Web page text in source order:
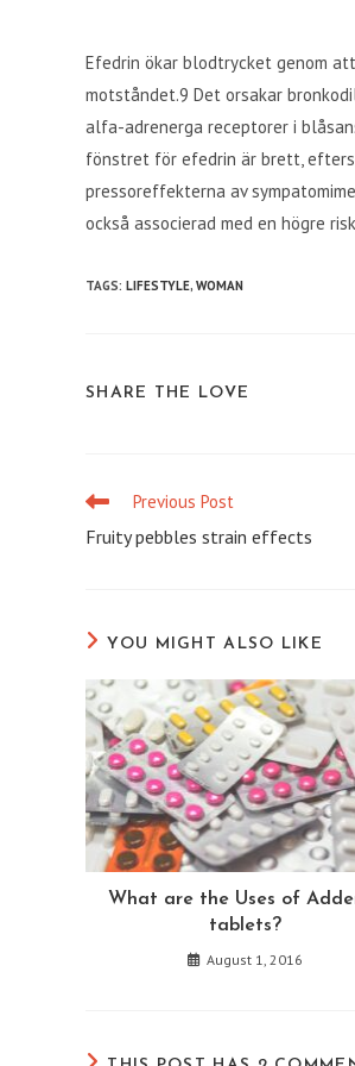
Efedrin ökar blodtrycket genom
motståndet.9 Det orsakar
alfa-adrenerga receptorer i
fönstret för efedrin är brett,
pressoreffekterna av
också associerad med en högre
TAGS: LIFESTYLE, WOMAN
SHARE THE LOVE
Read
articles
Previous Post
Fruity pebbles strain effects
YOU MIGHT ALSO LIKE
What are the Uses of
tablets?
August 1, 2016